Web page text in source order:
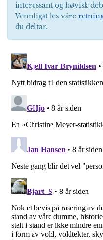
interessant og høvisk
Vennligst les våre
du deltar.